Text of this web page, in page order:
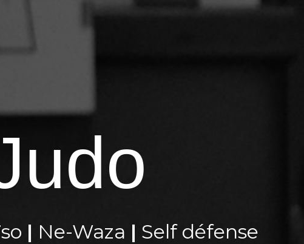
| Ne-Waza | Self défense